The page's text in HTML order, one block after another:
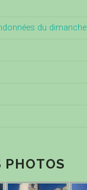
du dimanche
PHOTOS